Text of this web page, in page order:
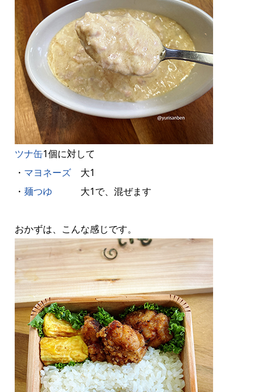
ツナ缶1個に対して
・ マヨネーズ大1
・ 麺つゆ 大1で、混ぜます
おかずは、こんな感じです。